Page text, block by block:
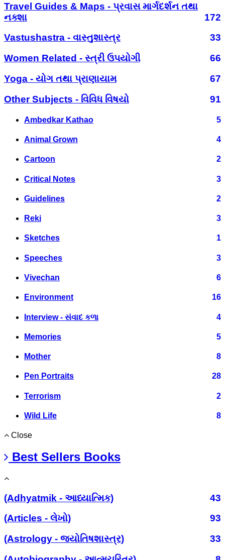
Travel Guides & Maps - પ્રવાસ માર્ગદર્શન તથા
નક્શા
172
Vastushastra - વાસ્તુશાસ્ત્ર
33
Women Related - સ્ત્રી ઉપયોગી
66
Yoga - યોગ તથા પ્રાણાયામ
67
Other Subjects - વિવિધ વિષયો
91
Ambedkar Kathao 5
Animal Grown 4
Cartoon 2
Critical Notes 3
Guidelines 2
Reki 3
Sketches 1
Speeches 3
Vivechan 6
Environment 16
Interview - સંવાદ કળા 4
Memories 5
Mother 8
Pen Portraits 28
Terrorism 2
Wild Life 8
Close
Best Sellers Books
(Adhyatmik - આધ્યાત્મિક)
43
(Articles - લેખો)
93
(Astrology - જ્યોતિષશાસ્ત્ર)
33